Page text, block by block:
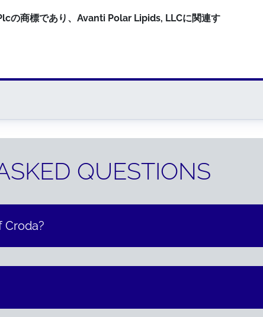
商標であり、Avanti Polar Lipids, LLCに関連す
QUESTIONS
Croda?